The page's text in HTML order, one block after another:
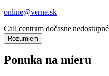
online@verne.sk
Call centrum dočasne nedostupné
Rozumiem
Ponuka na mieru